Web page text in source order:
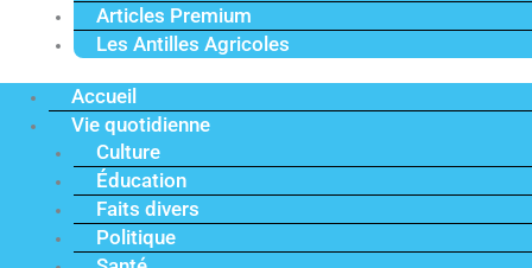
Articles Premium
Les Antilles Agricoles
Accueil
Vie quotidienne
Culture
Éducation
Faits divers
Politique